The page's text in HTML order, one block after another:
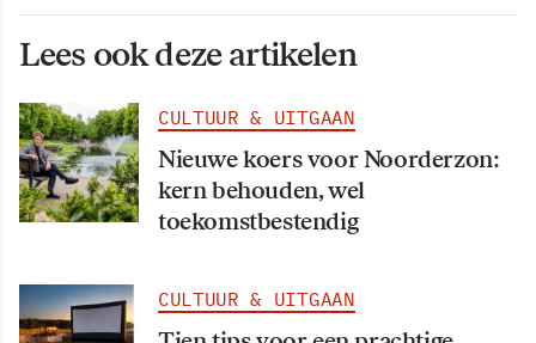
Lees ook deze artikelen
CULTUUR & UITGAAN
Nieuwe koers voor Noorderzon:
kern behouden, wel
toekomstbestendig
CULTUUR & UITGAAN